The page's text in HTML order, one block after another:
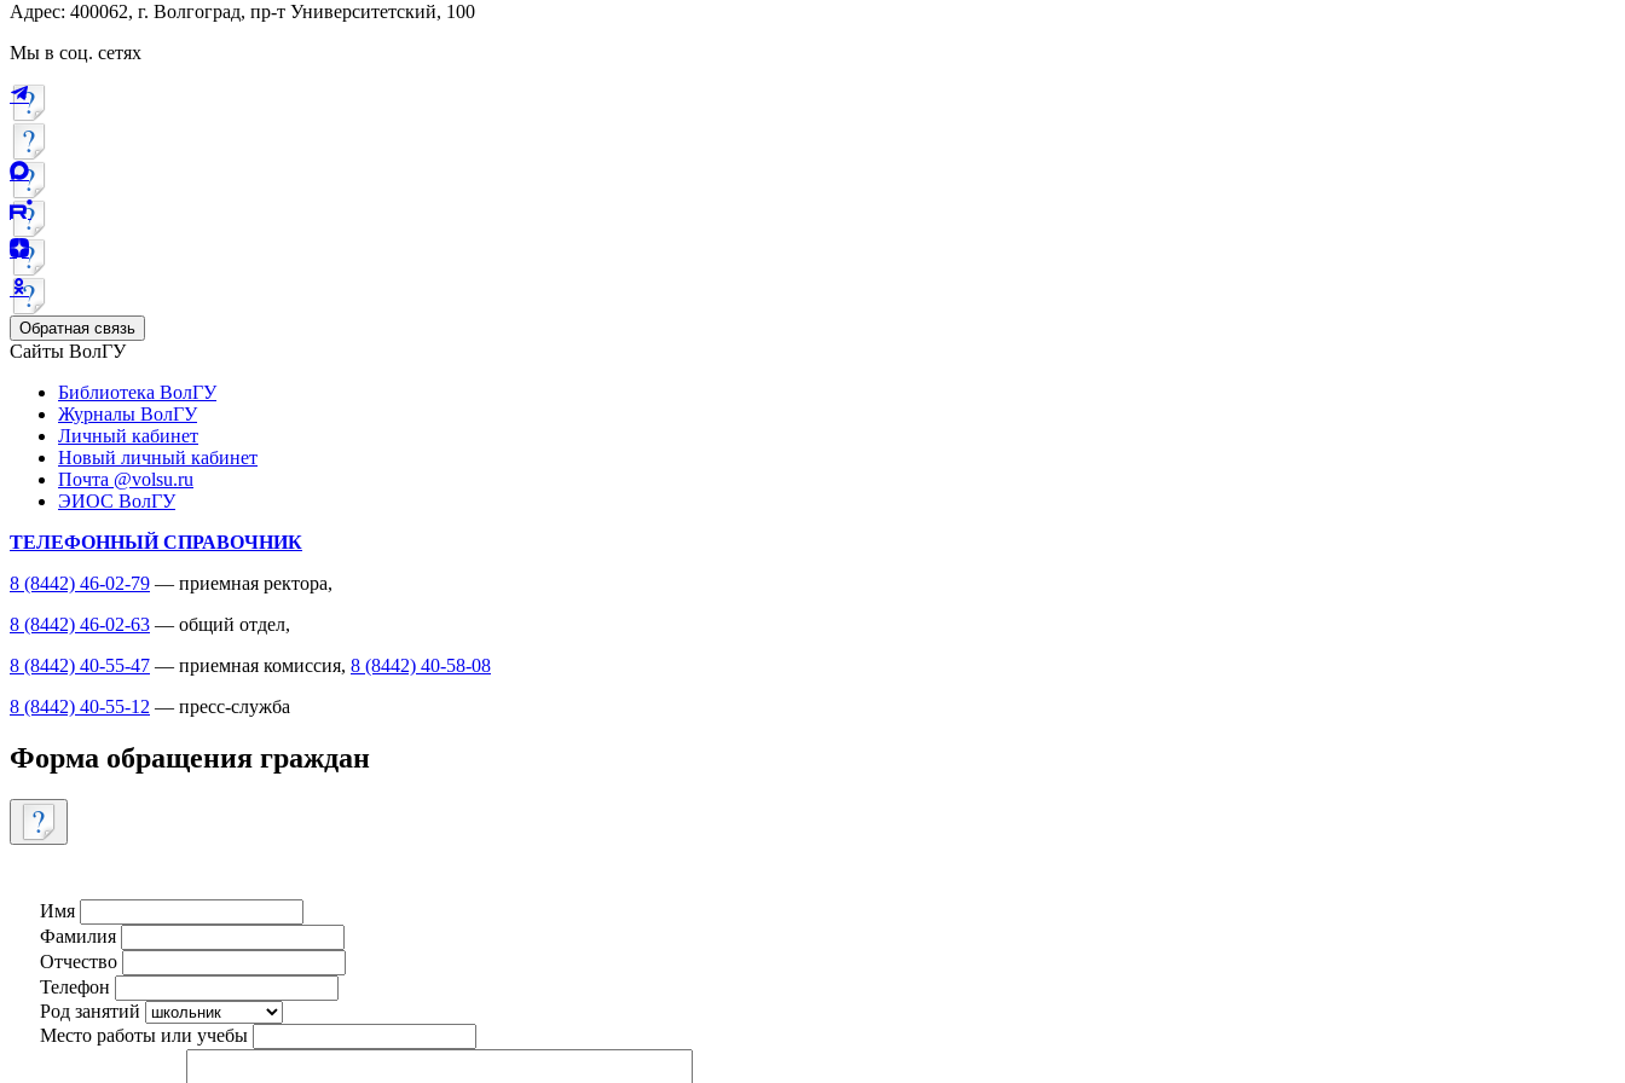
Адрес: 400062, г. Волгоград, пр-т Университетский, 100
Мы в соц. сетях
Обратная связь
Сайты ВолГУ
Библиотека ВолГУ
Журналы ВолГУ
Личный кабинет
Новый личный кабинет
Почта @volsu.ru
ЭИОС ВолГУ
ТЕЛЕФОННЫЙ СПРАВОЧНИК
8 (8442) 46-02-79 — приемная ректора,
8 (8442) 46-02-63 — общий отдел,
8 (8442) 40-55-47 — приемная комиссия, 8 (8442) 40-58-08
8 (8442) 40-55-12 — пресс-служба
Форма обращения граждан
Имя
Фамилия
Отчество
Телефон
Род занятий
Место работы или учебы